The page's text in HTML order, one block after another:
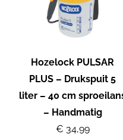
Hozelock PULSAR
PLUS – Drukspuit 5
liter – 40 cm
– Handmatig
€ 34,99